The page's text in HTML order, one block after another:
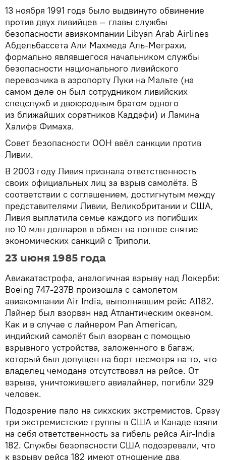
13 ноября 1991 года было выдвинуто обвинение
против двух ливийцев — главы службы
безопасности авиакомпании Libyan Arab Airlines
Абдельбассета Али Махмеда Аль-Меграхи,
формально являвшегося начальником службы
безопасности национального ливийского
перевозчика в аэропорту Луки на Мальте (на
самом деле он был сотрудником ливийских
спецслужб и двоюродным братом одного
из ближайших соратников Каддафи) и Ламина
Халифа Фимаха.
Совет безопасности ООН ввёл санкции против
Ливии.
В 2003 году Ливия признала ответственность
своих официальных лиц за взрыв самолёта. В
соответствии с соглашением, достигнутым между
представителями Ливии, Великобритании и США,
Ливия выплатила семье каждого из погибших
по 10 млн долларов в обмен на полное снятие
экономических санкций с Триполи.
23 июня 1985 года
Авиакатастрофа, аналогичная взрыву над Локерби:
Boeing 747-237В произошла с самолетом
авиакомпании Air India, выполнявшим рейс AI182.
Лайнер был взорван над Атлантическим океаном.
Как и в случае с лайнером Pan American,
индийский самолёт был взорван с помощью
взрывного устройства, заложенного в багаж,
который был допущен на борт несмотря на то, что
владелец чемодана отсутствовал на рейсе. От
взрыва, уничтожившего авиалайнер, погибли 329
человек.
Подозрение пало на сикхских экстремистов. Сразу
три экстремистские группы в США и Канаде взяли
на себя ответственность за гибель рейса Air-India
182. Службы безопасности США подозревали, что
к взрыву рейса 182 имеют отношение два